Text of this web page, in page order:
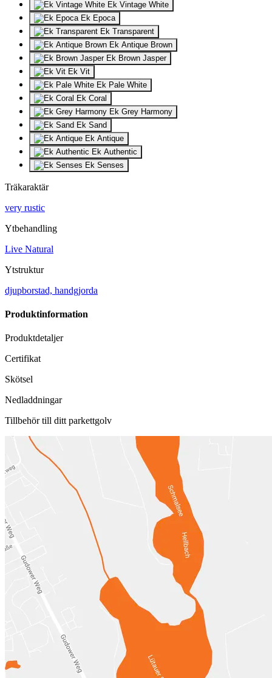
Ek Vintage White
Ek Epoca
Ek Transparent
Ek Antique Brown
Ek Brown Jasper
Ek Vit
Ek Pale White
Ek Coral
Ek Grey Harmony
Ek Sand
Ek Antique
Ek Authentic
Ek Senses
Träkaraktär
very rustic
Ytbehandling
Live Natural
Ytstruktur
djupborstad, handgjorda
Produktinformation
Produktdetaljer
Certifikat
Skötsel
Nedladdningar
Tillbehör till ditt parkettgolv